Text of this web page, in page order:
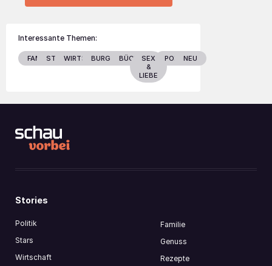
Interessante Themen:
FAMILIESTARSWIRTSCHAFTBURGENLANDBÜCHERSEX
&
LIEBE
POLITIKNEU
Stories
Politik
Stars
Wirtschaft
Familie
Genuss
Rezepte